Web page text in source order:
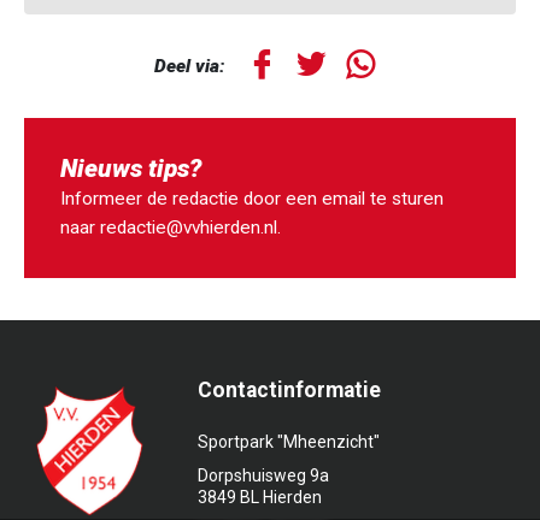
Deel via:
Nieuws tips?
Informeer de redactie door een email te sturen
naar redactie@vvhierden.nl.
Contactinformatie
Sportpark "Mheenzicht"
Dorpshuisweg 9a
3849 BL Hierden